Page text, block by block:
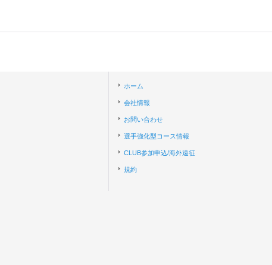
ホーム
会社情報
お問い合わせ
選手強化型コース情報
CLUB参加申込/海外遠征
規約